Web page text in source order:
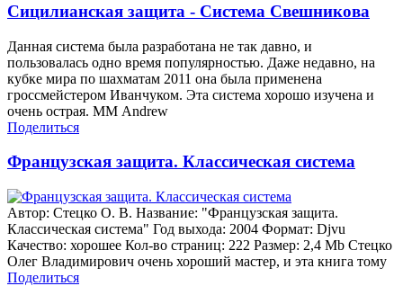
Сицилианская защита - Система Свешникова
Данная система была разработана не так давно, и
пользовалась одно время популярностью. Даже недавно, на
кубке мира по шахматам 2011 она была применена
гроссмейстером Иванчуком. Эта система хорошо изучена и
очень острая. ММ Andrew
Поделиться
Французская защита. Классическая система
Автор: Стецко О. В. Название: "Французская защита.
Классическая система" Год выхода: 2004 Формат: Djvu
Качество: хорошее Кол-во страниц: 222 Размер: 2,4 Mb Стецко
Олег Владимирович очень хороший мастер, и эта книга тому
Поделиться